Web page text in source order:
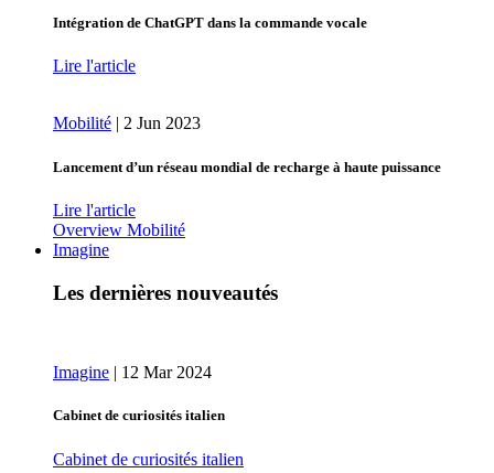
Intégration de ChatGPT dans la commande vocale
Lire l'article
Mobilité 2 Jun 2023
Lancement d’un réseau mondial de recharge à haute puissance
Lire l'article
Overview Mobilité
Imagine
Les dernières nouveautés
Imagine | 12 Mar 2024
Cabinet de curiosités italien
Cabinet de curiosités italien